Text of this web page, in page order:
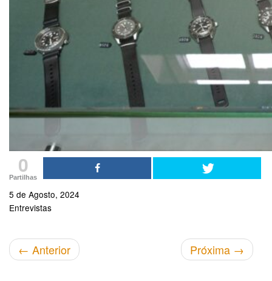
0
Partilhas
5 de Agosto, 2024
Entrevistas
← Anterior Próxima →